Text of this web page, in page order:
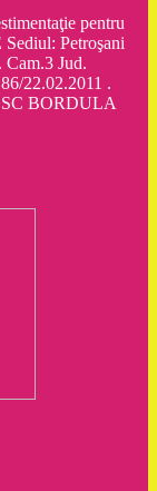
pentru
Petroşani
Jud.
22.02.2011 .
SC BORDULA